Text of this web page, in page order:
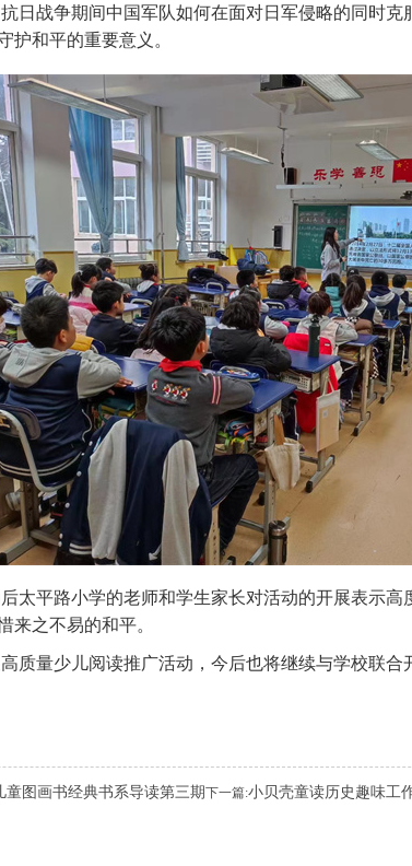
日战争期间中国军队如何在面对日军侵略的同时克
护和平的重要意义。
太平路小学的老师和学生家长对活动的开展表示
来之不易的和平。
质量少儿阅读推广活动，今后也将继续与学校联合
下一篇:小贝壳童读历史趣味工
图画书经典书系导读第三期